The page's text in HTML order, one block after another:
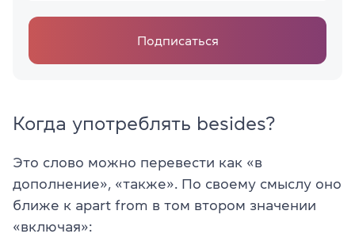
Подписаться
Когда употреблять besides?
Это слово можно перевести как «в
дополнение», «также». По своему смыслу оно
ближе к apart from в том втором значении
«включая»: